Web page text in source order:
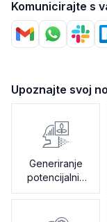
Komunicirajte s
Upoznajte svoj
Generiranje
potencijalnih
klijenata